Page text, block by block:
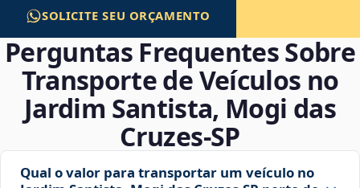
SOLICITE SEU ORÇAMENTO
Perguntas Frequentes Sobre
Transporte de Veículos no
Jardim Santista, Mogi das
Cruzes‑SP
Qual o valor para transportar um veículo no